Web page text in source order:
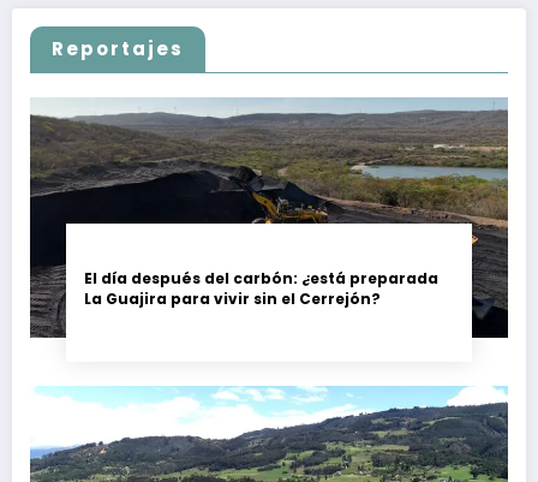
Reportajes
El día después del carbón: ¿está preparada
La Guajira para vivir sin el Cerrejón?